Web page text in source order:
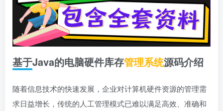
基于Java的电脑硬件库存管理系统源码介绍
随着信息技术的快速发展，企业对计算机硬件资源的管理需
求日益增长，传统的人工管理模式已难以满足高效、准确和